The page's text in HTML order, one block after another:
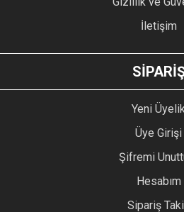
GÖNDER
İletişim
Yeni
Üye Girişi
Şifremi
Hesabım
Sipariş